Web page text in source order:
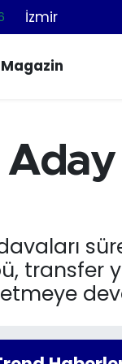
İzmir
Magazin
Aday
transfer